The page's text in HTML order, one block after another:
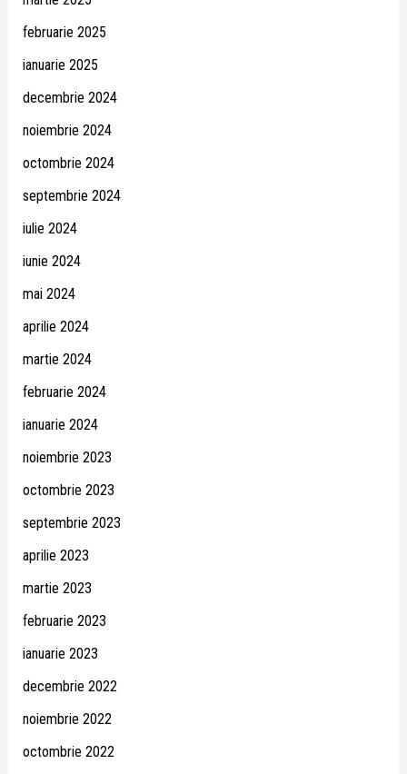
februarie 2025
ianuarie 2025
decembrie 2024
noiembrie 2024
octombrie 2024
septembrie 2024
iulie 2024
iunie 2024
mai 2024
aprilie 2024
martie 2024
februarie 2024
ianuarie 2024
noiembrie 2023
octombrie 2023
septembrie 2023
aprilie 2023
martie 2023
februarie 2023
ianuarie 2023
decembrie 2022
noiembrie 2022
octombrie 2022